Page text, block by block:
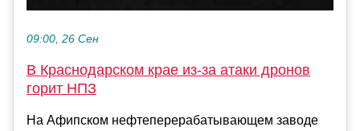
09:00, 26 Сен
В Краснодарском крае из-за атаки дронов
горит НПЗ
На Афипском нефтеперерабатывающем заводе